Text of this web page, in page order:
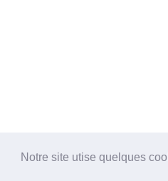
Notre site utise quelques